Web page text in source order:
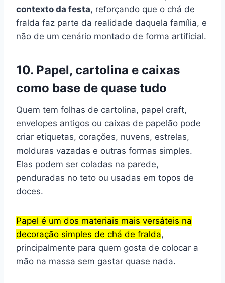
contexto da festa, reforçando que o chá de
fralda faz parte da realidade daquela família, e
não de um cenário montado de forma artificial.
10. Papel, cartolina e caixas
como base de quase tudo
Quem tem folhas de cartolina, papel craft,
envelopes antigos ou caixas de papelão pode
criar etiquetas, corações, nuvens, estrelas,
molduras vazadas e outras formas simples.
Elas podem ser coladas na parede,
penduradas no teto ou usadas em topos de
doces.
Papel é um dos materiais mais versáteis na
decoração simples de chá de fralda,
principalmente para quem gosta de colocar a
mão na massa sem gastar quase nada.